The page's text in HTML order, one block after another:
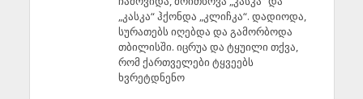
„კასკა“ ჰქონდა „კლიჩკა“. დადიოდა,
სურათებს იღებდა და გამორბოდა
თბილისში. იცრუა და ტყუილი თქვა,
რომ ქართველები ტყვეებს
ხვრეტდნენო